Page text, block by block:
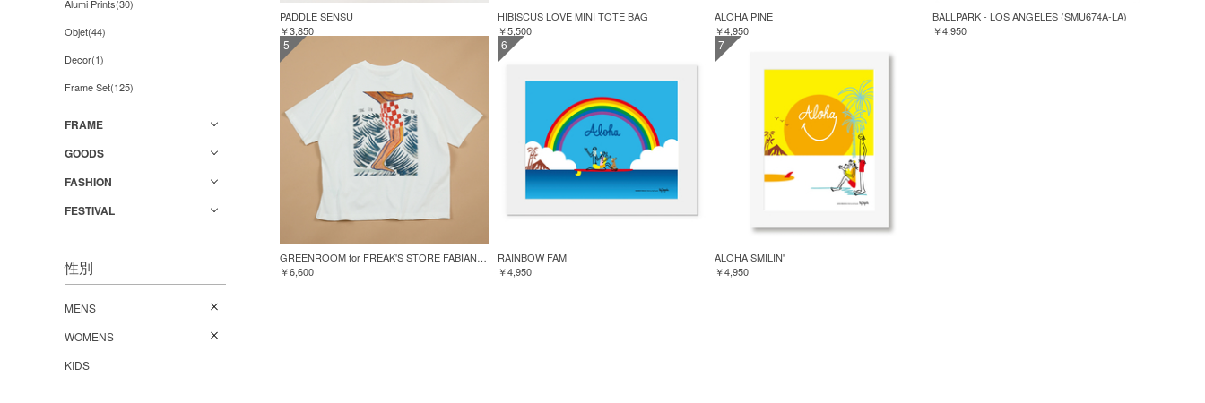
Alumi Prints(30)
Objet(44)
Decor(1)
Frame Set(125)
FRAME
GOODS
FASHION
FESTIVAL
性別
MENS
WOMENS
KIDS
PADDLE SENSU
￥3,850
HIBISCUS LOVE MINI TOTE BAG
￥5,500
ALOHA PINE
￥4,950
BALLPARK - LOS ANGELES (SMU674A-LA)
￥4,950
5
GREENROOM for FREAK'S STORE FABIAN LAVATER S/S TEE
￥6,600
6
RAINBOW FAM
￥4,950
7
ALOHA SMILIN'
￥4,950